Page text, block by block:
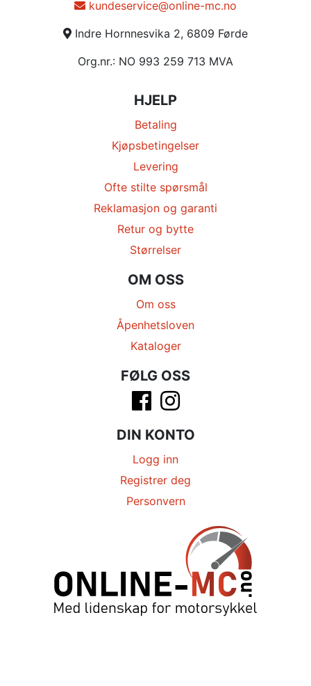
kundeservice@online-mc.no
Indre Hornnesvika 2, 6809 Førde
Org.nr.: NO 993 259 713 MVA
HJELP
Betaling
Kjøpsbetingelser
Levering
Ofte stilte spørsmål
Reklamasjon og garanti
Retur og bytte
Størrelser
OM OSS
Om oss
Åpenhetsloven
Kataloger
FØLG OSS
DIN KONTO
Logg inn
Registrer deg
Personvern